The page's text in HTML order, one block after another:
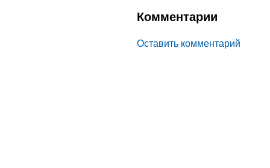
Комментарии
Оставить комментарий